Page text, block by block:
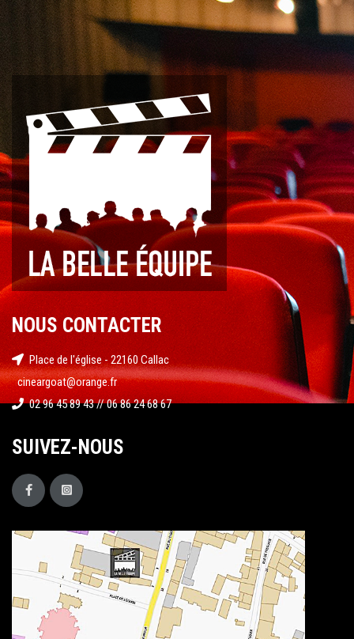
NOUS CONTACTER
Place de l'église - 22160 Callac
cineargoat@orange.fr
02 96 45 89 43 // 06 86 24 68 67
SUIVEZ-NOUS